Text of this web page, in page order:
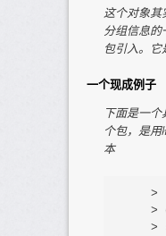
这个对象
分组信息的
包引入。它
一个现成例子
下面是一
个包，是用
本
>
>
>